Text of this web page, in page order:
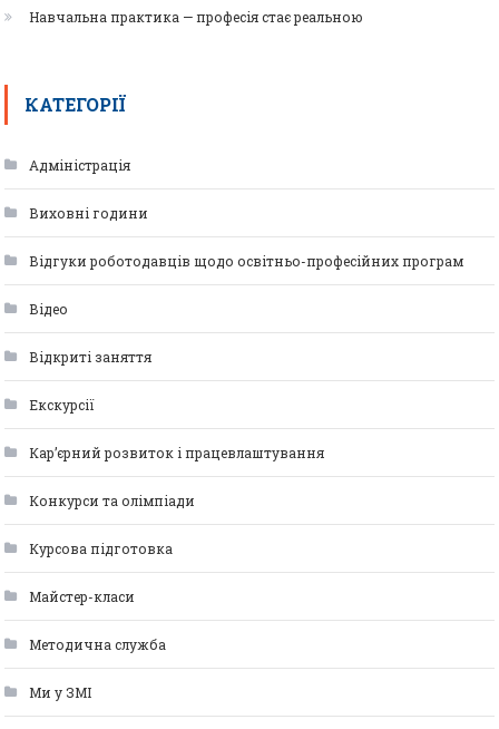
Навчальна практика — професія стає реальною
КАТЕГОРІЇ
Адміністрація
Виховні години
Відгуки роботодавців щодо освітньо-професійних програм
Відео
Відкриті заняття
Екскурсії
Кар’єрний розвиток і працевлаштування
Конкурси та олімпіади
Курсова підготовка
Майстер-класи
Методична служба
Ми у ЗМІ